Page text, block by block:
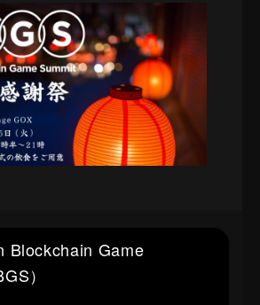
Blockchain Game
）